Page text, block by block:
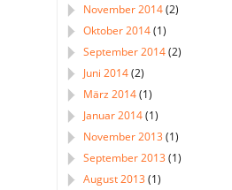
November 2014(2)
Oktober 2014(1)
September 2014(2)
Juni 2014(2)
März 2014(1)
Januar 2014(1)
November 2013(1)
September 2013(1)
August 2013(1)